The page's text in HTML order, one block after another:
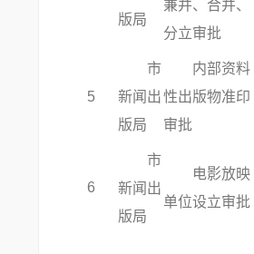
版局
兼并、合并、
分立审批
5
市
新闻出
版局
内部资料
性出版物准印
审批
6
市
新闻出
版局
电影放映
单位设立审批